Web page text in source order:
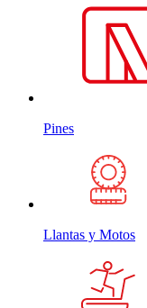
Pines
Llantas y Motos